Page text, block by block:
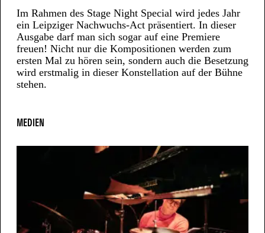
Im Rahmen des Stage Night Special wird jedes Jahr
ein Leipziger Nachwuchs-Act präsentiert. In dieser
Ausgabe darf man sich sogar auf eine Premiere
freuen! Nicht nur die Kompositionen werden zum
ersten Mal zu hören sein, sondern auch die Besetzung
wird erstmalig in dieser Konstellation auf der Bühne
stehen.
MEDIEN